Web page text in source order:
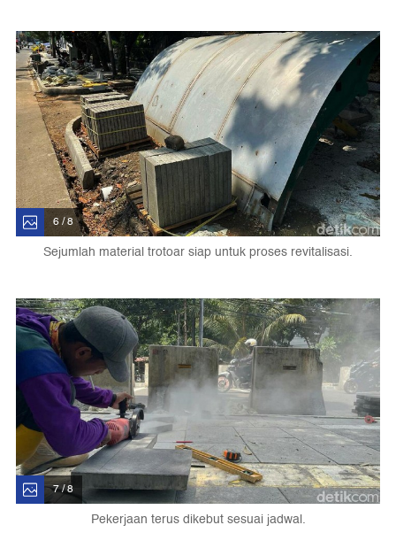
6 / 8
Sejumlah material trotoar siap untuk proses revitalisasi.
7 / 8
Pekerjaan terus dikebut sesuai jadwal.